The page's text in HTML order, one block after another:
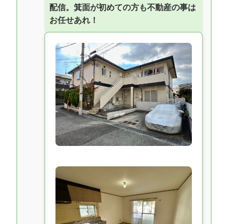
配信。箕面が初めての方も不動産の事は
お任せあれ！